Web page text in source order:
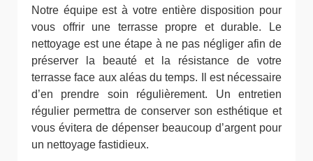
Notre équipe est à votre entière disposition pour
vous offrir une terrasse propre et durable. Le
nettoyage est une étape à ne pas négliger afin de
préserver la beauté et la résistance de votre
terrasse face aux aléas du temps. Il est nécessaire
d’en prendre soin régulièrement. Un entretien
régulier permettra de conserver son esthétique et
vous évitera de dépenser beaucoup d’argent pour
un nettoyage fastidieux.